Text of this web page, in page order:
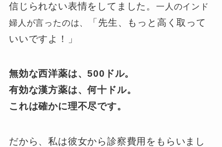
信じられない表情をしてました。 一人のインド
婦人が言ったのは、
「先生、もっと高く取って
いいですよ！」
無効な西洋薬は、500ドル。
有効な漢方薬は、何十ドル。
これは確かに理不尽です。
だから、私は彼女から診察費用をもらいまし